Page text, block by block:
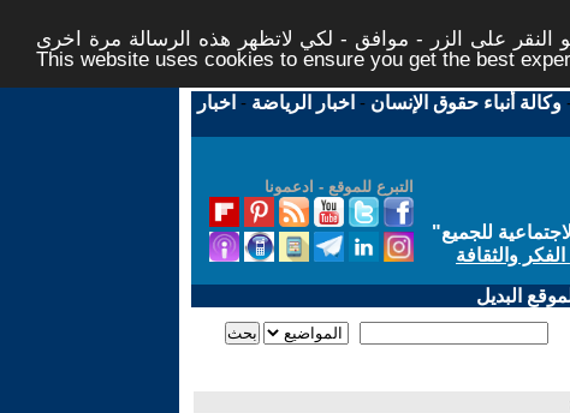
على الزر - موافق - لكي لاتظهر هذه الرسالة مرة اخرى -
This website uses cookies to ensure you get the best
وكالة أنباء حقوق الإنسان - اخبار الرياضة - اخبار
التبرع للموقع - ادعمونا
للجميع"
والثقافة
البديل